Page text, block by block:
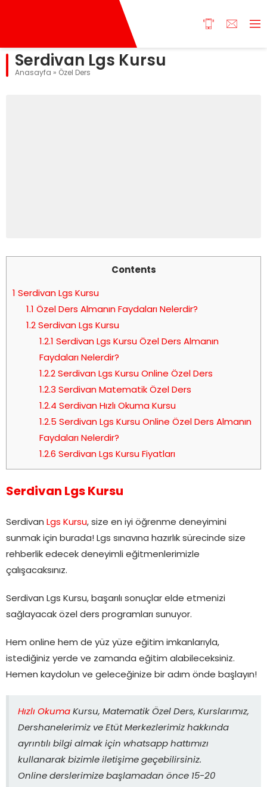
Serdivan Lgs Kursu
Anasayfa » Özel Ders
Contents
1 Serdivan Lgs Kursu
1.1 Özel Ders Almanın Faydaları Nelerdir?
1.2Serdivan Lgs Kursu
1.2.1 Serdivan Lgs Kursu Özel Ders Almanın
Faydaları Nelerdir?
1.2.2 Serdivan Lgs Kursu Online Özel Ders
1.2.3 Serdivan Matematik Özel Ders
1.2.4 Serdivan Hızlı Okuma Kursu
1.2.5 Serdivan Lgs Kursu Online Özel Ders Almanın
Faydaları Nelerdir?
1.2.6 Serdivan Lgs Kursu Fiyatları
Serdivan Lgs Kursu
Serdivan Lgs Kursu, size en iyi öğrenme deneyimini
sunmak için burada! Lgs sınavına hazırlık sürecinde size
rehberlik edecek deneyimli eğitmenlerimizle
çalışacaksınız.
Serdivan Lgs Kursu, başarılı sonuçlar elde etmenizi
sağlayacak özel ders programları sunuyor.
Hem online hem de yüz yüze eğitim imkanlarıyla,
istediğiniz yerde ve zamanda eğitim alabileceksiniz.
Hemen kaydolun ve geleceğinize bir adım önde başlayın!
Hızlı Okuma Kursu, Matematik Özel Ders, Kurslarımız,
Dershanelerimiz ve Etüt Merkezlerimiz hakkında
ayrıntılı bilgi almak için whatsapp hattımızı
kullanarak bizimle iletişime geçebilirsiniz.
Online derslerimize başlamadan önce 15-20